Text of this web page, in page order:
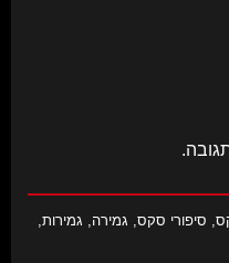
, סיפורי סקס, גמירה, גמירות,